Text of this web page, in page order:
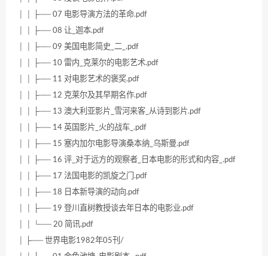
│ │ ├── 07 电影导演方法的革命.pdf
│ │ ├── 08 让_迦本.pdf
│ │ ├── 09 美国电影简史_二_.pdf
│ │ ├── 10 雷内_克莱尔的电影艺术.pdf
│ │ ├── 11 对电影艺术的褒奖.pdf
│ │ ├── 12 克莱尔及其早期名作.pdf
│ │ ├── 13 澳大利亚影片_雪河来客_从诗到影片.pdf
│ │ ├── 14 英国影片_火的战车_.pdf
│ │ ├── 15 塞内加尔电影导演桑本纳_乌斯曼.pdf
│ │ ├── 16 评_对于远方的观察者_日本电影的形式和内容_.pdf
│ │ ├── 17 法国电影的凯旋之门.pdf
│ │ ├── 18 日本新导演的动向.pdf
│ │ ├── 19 登川直树教授谈去年日本的电影业.pdf
│ │ └── 20 简讯.pdf
│ ├── 世界电影1982年05刊/